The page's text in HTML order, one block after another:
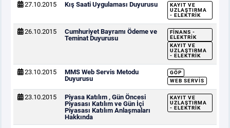
27.10.2015 Kış Saati Uygulaması Duyurusu
KAYIT VE
UZLAŞTIRMA
- ELEKTRIK
26.10.2015
Cumhuriyet Bayramı Ödeme ve
Teminat Duyurusu
FINANS -
ELEKTRIK
KAYIT VE
UZLAŞTIRMA
- ELEKTRIK
23.10.2015
MMS Web Servis Metodu
Duyurusu
GÖP
WEB SERVIS
23.10.2015
Piyasa Katılım , Gün Öncesi
Piyasası Katılım ve Gün İçi
Piyasası Katılım Anlaşmaları
Hakkında
KAYIT VE
UZLAŞTIRMA
- ELEKTRIK